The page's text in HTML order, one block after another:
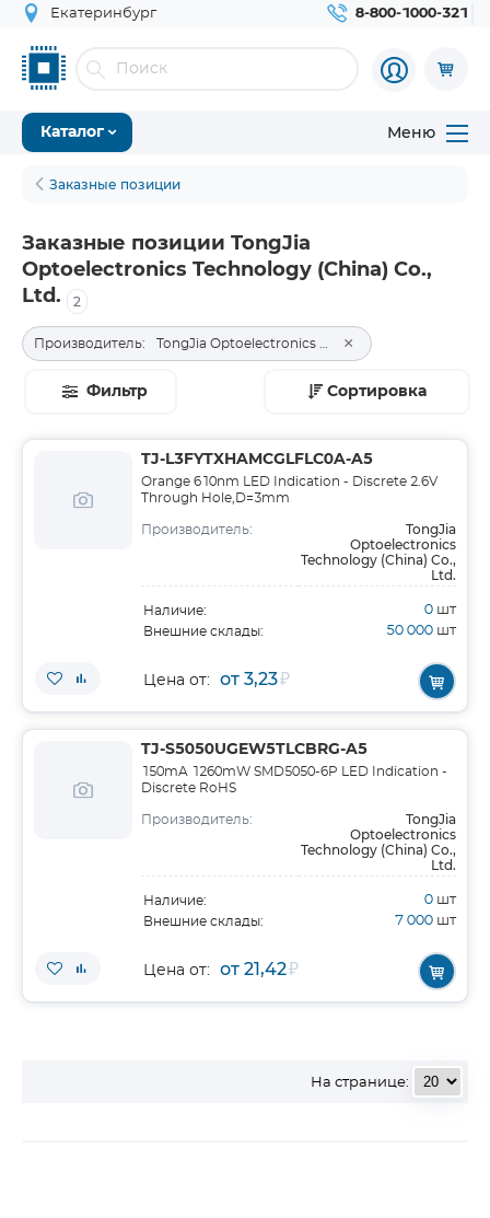
Екатеринбург 8-800-1000-321
Каталог Меню
Заказные позиции
Заказные позиции TongJia
Optoelectronics Technology (China) Co.,
Ltd.
2
Производитель: ×
Фильтр Сортировка
TJ-L3FYTXHAMCGLFLC0A-A5
Orange 610nm LED Indication - Discrete 2.6V
Through Hole,D=3mm
Производитель:
TongJia
Optoelectronics
Technology (China) Co.,
Ltd.
Наличие: 0 шт
Внешние склады: 50 000 шт
Цена от: от 3,23₽
TJ-S5050UGEW5TLCBRG-A5
150mA 1260mW SMD5050-6P LED Indication -
Discrete RoHS
Производитель:
TongJia
Optoelectronics
Technology (China) Co.,
Ltd.
Наличие: 0 шт
Внешние склады: 7 000 шт
Цена от: от 21,42₽
На странице: